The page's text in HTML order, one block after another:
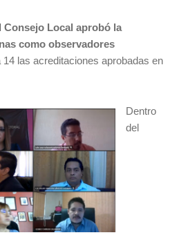
Consejo Local aprobó la
como observadores
14 las acreditaciones aprobadas en
Dentro
del